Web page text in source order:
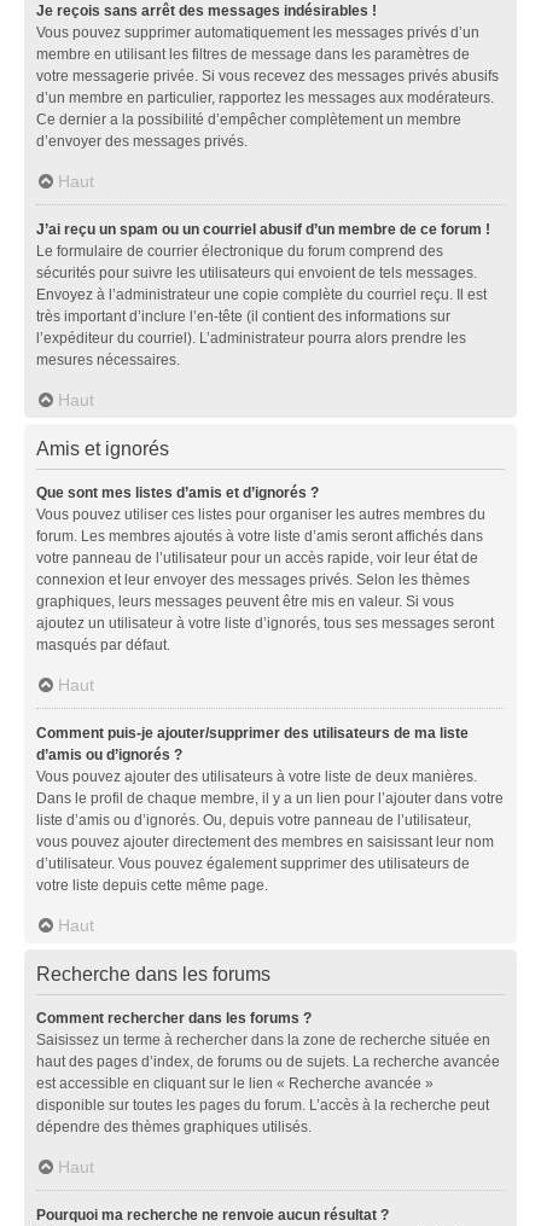
Je reçois sans arrêt des messages indésirables !
Vous pouvez supprimer automatiquement les messages privés d’un
membre en utilisant les filtres de message dans les paramètres de
votre messagerie privée. Si vous recevez des messages privés abusifs
d’un membre en particulier, rapportez les messages aux modérateurs.
Ce dernier a la possibilité d’empêcher complètement un membre
d’envoyer des messages privés.
Haut
J’ai reçu un spam ou un courriel abusif d’un membre de ce forum !
Le formulaire de courrier électronique du forum comprend des
sécurités pour suivre les utilisateurs qui envoient de tels messages.
Envoyez à l’administrateur une copie complète du courriel reçu. Il est
très important d’inclure l’en-tête (il contient des informations sur
l’expéditeur du courriel). L’administrateur pourra alors prendre les
mesures nécessaires.
Haut
Amis et ignorés
Que sont mes listes d’amis et d’ignorés ?
Vous pouvez utiliser ces listes pour organiser les autres membres du
forum. Les membres ajoutés à votre liste d’amis seront affichés dans
votre panneau de l’utilisateur pour un accès rapide, voir leur état de
connexion et leur envoyer des messages privés. Selon les thèmes
graphiques, leurs messages peuvent être mis en valeur. Si vous
ajoutez un utilisateur à votre liste d’ignorés, tous ses messages seront
masqués par défaut.
Haut
Comment puis-je ajouter/supprimer des utilisateurs de ma liste
d’amis ou d’ignorés ?
Vous pouvez ajouter des utilisateurs à votre liste de deux manières.
Dans le profil de chaque membre, il y a un lien pour l’ajouter dans votre
liste d’amis ou d’ignorés. Ou, depuis votre panneau de l’utilisateur,
vous pouvez ajouter directement des membres en saisissant leur nom
d’utilisateur. Vous pouvez également supprimer des utilisateurs de
votre liste depuis cette même page.
Haut
Recherche dans les forums
Comment rechercher dans les forums ?
Saisissez un terme à rechercher dans la zone de recherche située en
haut des pages d’index, de forums ou de sujets. La recherche avancée
est accessible en cliquant sur le lien « Recherche avancée »
disponible sur toutes les pages du forum. L’accès à la recherche peut
dépendre des thèmes graphiques utilisés.
Haut
Pourquoi ma recherche ne renvoie aucun résultat ?